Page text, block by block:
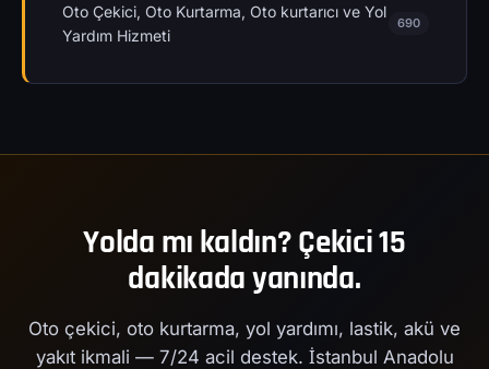
Oto Çekici, Oto Kurtarma, Oto kurtarıcı ve Yol
Yardım Hizmeti
690
Yolda mı kaldın? Çekici 15
dakikada yanında.
Oto çekici, oto kurtarma, yol yardımı, lastik, akü ve
yakıt ikmali — 7/24 acil destek. İstanbul Anadolu